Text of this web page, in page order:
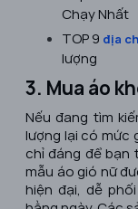
Chạy Nhất
TOP 9 địa
lượng
3. Mua áo
Nếu đang tìm
lượng lại có mức
chỉ đáng để bạn
mẫu áo gió nữ
hiện đại, dễ